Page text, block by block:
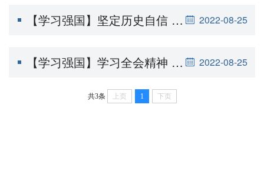
2022-08-25
【学习强国】坚定历史自信 创造复兴伟业——郭砾宣讲
2022-08-25
【学习强国】学习全会精神 凝聚振兴力量——周英东宣讲
共3条 上页 1 下页